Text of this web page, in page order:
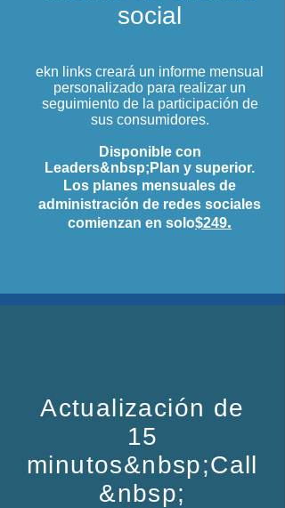
social
ekn links creará un informe mensual
personalizado para realizar un
seguimiento de la participación de
sus consumidores.
Disponible con
Leaders&nbsp;Plan y superior.
Los planes mensuales de
administración de redes sociales
comienzan en solo$249.
Actualización de
15
minutos&nbsp;Call
&nbsp;